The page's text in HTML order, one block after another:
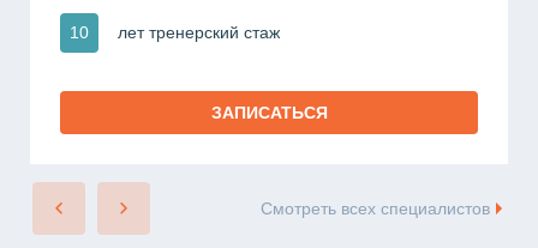
10 лет тренерский стаж
ЗАПИСАТЬСЯ
Смотреть всех специалистов